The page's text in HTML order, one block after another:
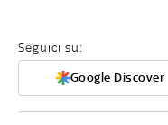
Seguici su:
Google Discover